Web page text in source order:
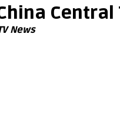
Central
News